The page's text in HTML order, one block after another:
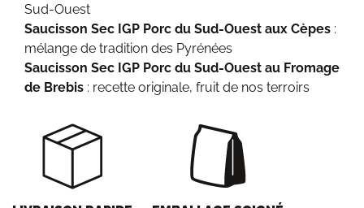
Sud-Ouest
Saucisson Sec IGP Porc du Sud-Ouest aux Cèpes :
mélange de tradition des Pyrénées
Saucisson Sec IGP Porc du Sud-Ouest au Fromage
de Brebis : recette originale, fruit de nos terroirs